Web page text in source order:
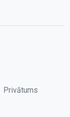
Privātums